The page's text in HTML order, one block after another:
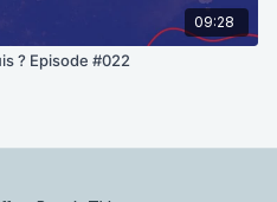
09:28
? Episode #022